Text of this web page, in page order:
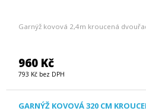
Garnýž kovová 2,4m kroucená
960 Kč
793 Kč bez DPH
GARNÝŽ KOVOVÁ 320 CM